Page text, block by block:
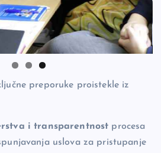
preporuke proistekle iz
i transparentnost procesa
uslova za pristupanje